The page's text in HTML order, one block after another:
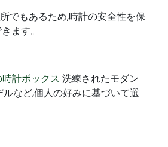
でもあるため,時計の安全性を保
ます。
計ボックス 洗練されたモダン
など,個人の好みに基づいて選